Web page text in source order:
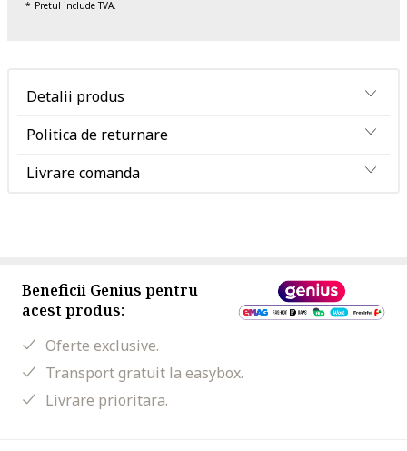
Pretul include TVA.
Detalii produs
Politica de returnare
Livrare comanda
Beneficii Genius pentru
acest produs:
Oferte exclusive.
Transport gratuit la easybox.
Livrare prioritara.